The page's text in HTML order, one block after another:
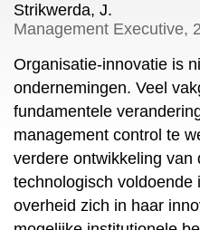
Strikwerda, J.
Management Executive,
Organisatie-innovatie is
ondernemingen. Veel
fundamentele
management control te
verdere ontwikkeling van
technologisch voldoende
overheid zich in haar